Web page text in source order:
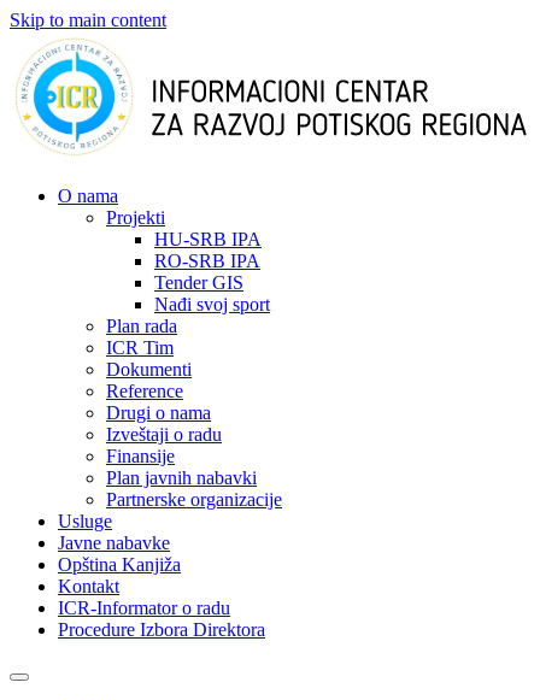
Skip to main content
О nama
Projekti
HU-SRB IPA
RO-SRB IPA
Tender GIS
Nađi svoj sport
Plan rada
ICR Tim
Dokumenti
Reference
Drugi o nama
Izveštaji o radu
Finansije
Plan javnih nabavki
Partnerske organizacije
Usluge
Javne nabavke
Opština Kanjiža
Kontakt
ICR-Informator o radu
Procedure Izbora Direktora